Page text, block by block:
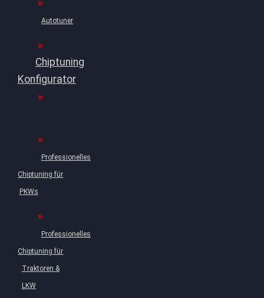
Autotuner
Chiptuning
Konfigurator
Professionelles
Chiptuning für
PKWs
Professionelles
Chiptuning für
Traktoren &
LKW